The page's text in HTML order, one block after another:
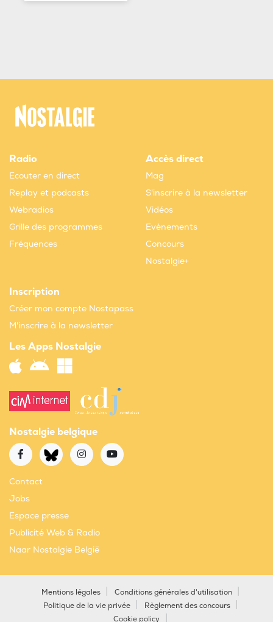
Radio
Ecouter en direct
Replay et podcasts
Webradios
Grille des programmes
Fréquences
Accès direct
Mag
S'inscrire à la newsletter
Vidéos
Evènements
Concours
Nostalgie+
Inscription
Créer mon compte Nostapass
M'inscrire à la newsletter
Les Apps Nostalgie
Nostalgie belgique
Contact
Jobs
Espace presse
Publicité Web & Radio
Naar Nostalgie België
Mentions légales
Conditions générales d'utilisation
Politique de la vie privée
Règlement des concours
Cookie policy